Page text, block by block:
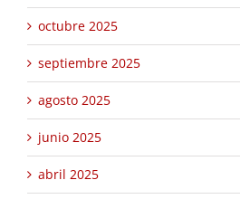
octubre 2025
septiembre 2025
agosto 2025
junio 2025
abril 2025